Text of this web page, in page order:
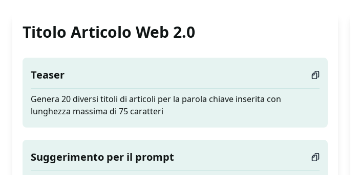
Titolo Articolo Web 2.0
Teaser
Genera 20 diversi titoli di articoli per la parola chiave inserita con
lunghezza massima di 75 caratteri
Suggerimento per il prompt